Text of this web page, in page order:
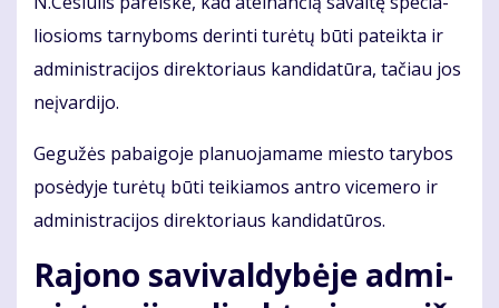
lio­sioms tar­ny­boms de­rin­ti tu­rė­tų bū­ti pa­teik­ta ir
ad­mi­nist­ra­ci­jos di­rek­to­riaus kan­di­da­tū­ra, ta­čiau jos
ne­įvar­di­jo.
Ge­gu­žės pabaigoje pla­nuo­ja­ma­me mies­to ta­ry­bos
po­sė­dy­je tu­rė­tų bū­ti tei­kia­mos an­tro vi­ce­me­ro ir
ad­mi­nist­ra­ci­jos di­rek­to­riaus kan­di­da­tū­ros.
Ra­jo­no sa­vi­val­dy­bė­je ad­mi­